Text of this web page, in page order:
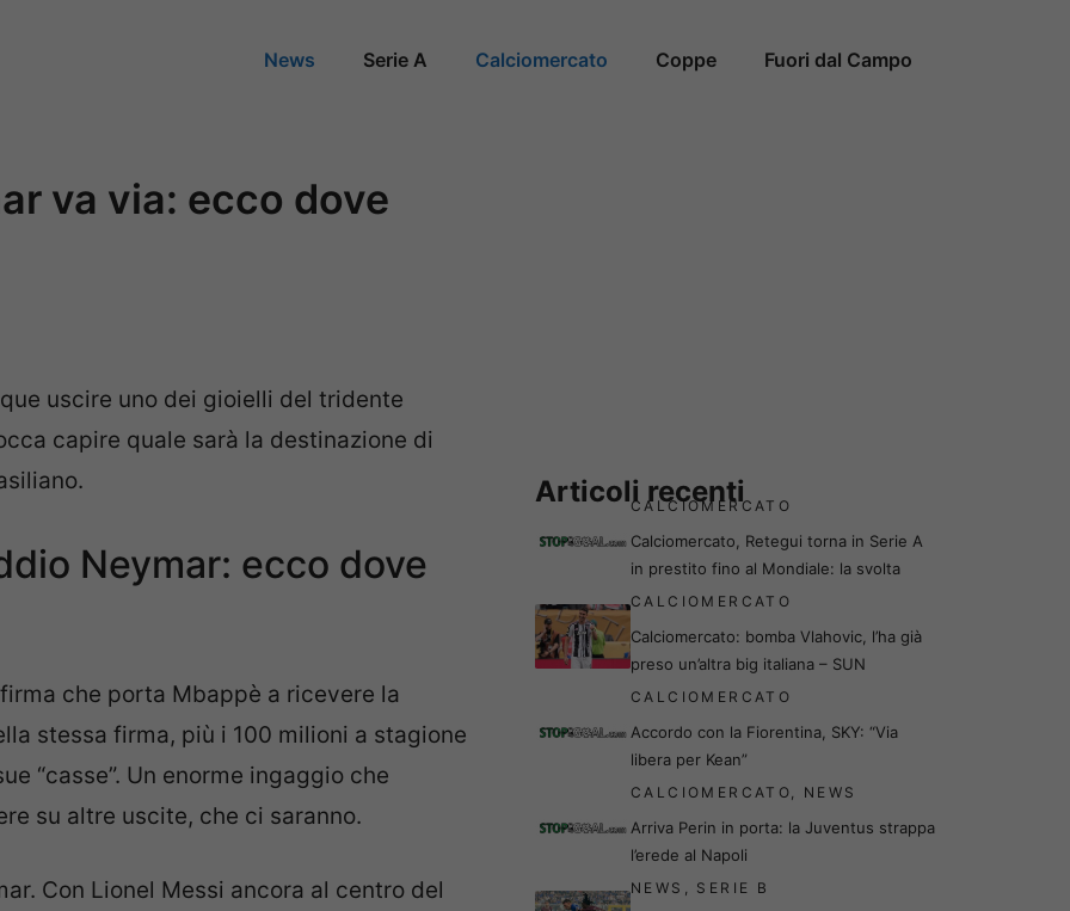
News Serie A Calciomercato Coppe Fuori dal Campo
va via: ecco dove
uscire uno dei gioielli del tridente
capire quale sarà la destinazione di
Neymar: ecco dove
che porta Mbappè a ricevere la
stessa firma, più i 100 milioni a stagione
“casse”. Un enorme ingaggio che
su altre uscite, che ci saranno.
Con Lionel Messi ancora al centro del
Articoli recenti
CALCIOMERCATO
Calciomercato, Retegui torna in Serie A
in prestito fino al Mondiale: la svolta
CALCIOMERCATO
Calciomercato: bomba Vlahovic, l’ha già
preso un’altra big italiana – SUN
CALCIOMERCATO
Accordo con la Fiorentina, SKY: “Via
libera per Kean”
CALCIOMERCATO, NEWS
Arriva Perin in porta: la Juventus strappa
l’erede al Napoli
NEWS , SERIE B